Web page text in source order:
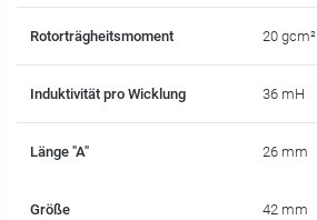
Rotorträgheitsmoment 20 gcm²
Induktivität pro Wicklung 36 mH
Länge "A" 26 mm
Größe 42 mm